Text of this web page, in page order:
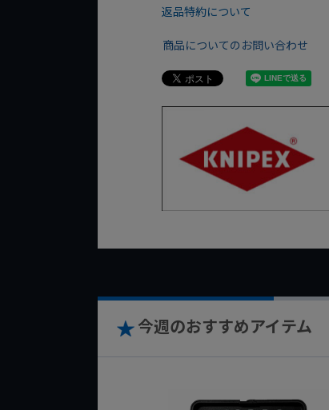
返品特約について
商品についてのお問い合わせ
今週のおすすめアイテム